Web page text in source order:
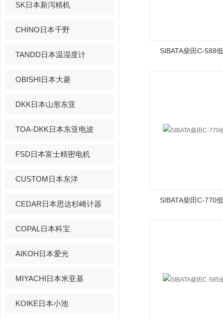
SK日本新泻精机
CHINO日本千野
TANDD日本温湿度计
OBISHI日本大菱
DKK日本山形东亚
TOA-DKK日本东亚电波
FSD日本富士精密电机
CUSTOM日本东洋
CEDAR日本思达杉崎计器
COPAL日本科宝
AIKOH日本爱光
MIYACHI日本米亚基
KOIKE日本小池
SIBATA柴田C-588
SIBATA柴田C-770